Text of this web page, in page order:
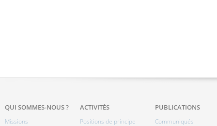
QUI SOMMES-NOUS ?
Missions
ACTIVITÉS
Positions de principe
PUBLICATIONS
Communiqués